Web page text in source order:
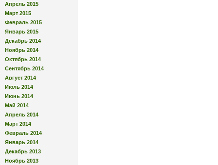
Апрель 2015
Март 2015
Февраль 2015
Январь 2015
Декабрь 2014
Ноябрь 2014
Октябрь 2014
Сентябрь 2014
Август 2014
Июль 2014
Июнь 2014
Май 2014
Апрель 2014
Март 2014
Февраль 2014
Январь 2014
Декабрь 2013
Ноябрь 2013